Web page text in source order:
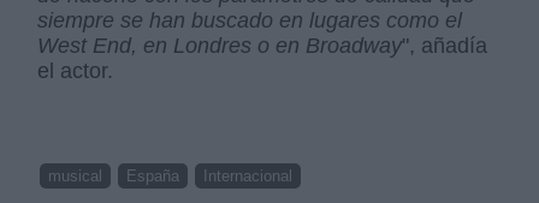
siempre se han buscado en lugares como el
West End, en Londres o en Broadway", añadía
el actor.
musical España Internacional